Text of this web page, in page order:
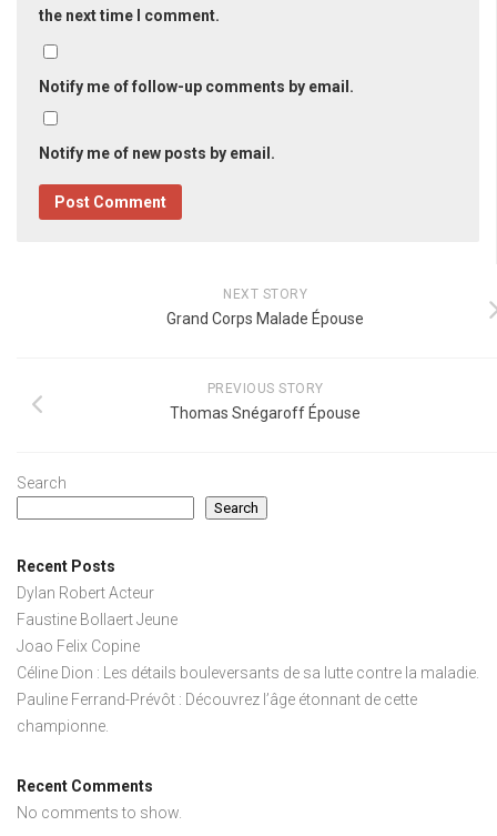
the next time I comment.
Notify me of follow-up comments by email.
Notify me of new posts by email.
NEXT STORY
Grand Corps Malade Épouse
PREVIOUS STORY
Thomas Snégaroff Épouse
Search
Search
Recent Posts
Dylan Robert Acteur
Faustine Bollaert Jeune
Joao Felix Copine
Céline Dion : Les détails bouleversants de sa lutte contre la maladie.
Pauline Ferrand-Prévôt : Découvrez l’âge étonnant de cette
championne.
Recent Comments
No comments to show.